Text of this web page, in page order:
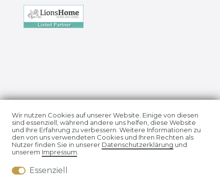
Impressum Daten­schutz­erklärung
Wir nutzen Cookies auf unserer Website. Einige von diesen
sind essenziell, während andere uns helfen, diese Website
und Ihre Erfahrung zu verbessern. Weitere Informationen zu
den von uns verwendeten Cookies und Ihren Rechten als
Nutzer finden Sie in unserer Daten­schutz­erklärung und
unserem Impressum.
Essenziell